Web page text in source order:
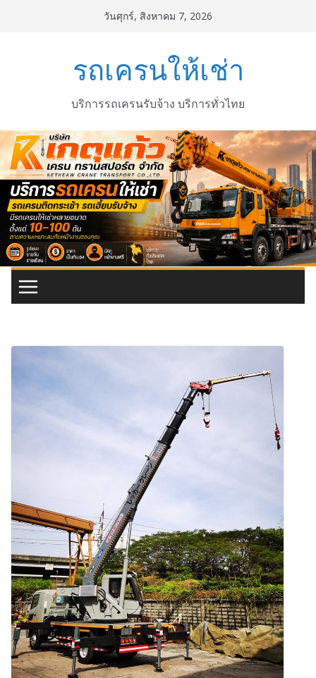
วันศุกร์, สิงหาคม 7, 2026
รถเครนให้เช่า
บริการรถเครนรับจ้าง บริการทั่วไทย